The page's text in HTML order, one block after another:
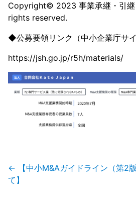
Copyright© 2023 事業承継・引継
rights reserved.
◆公募要領リンク（中小企業庁サイ
https://jsh.go.jp/r5h/materials/
稿
ナ
← 【中小M&Aガイドライン（第2
て】